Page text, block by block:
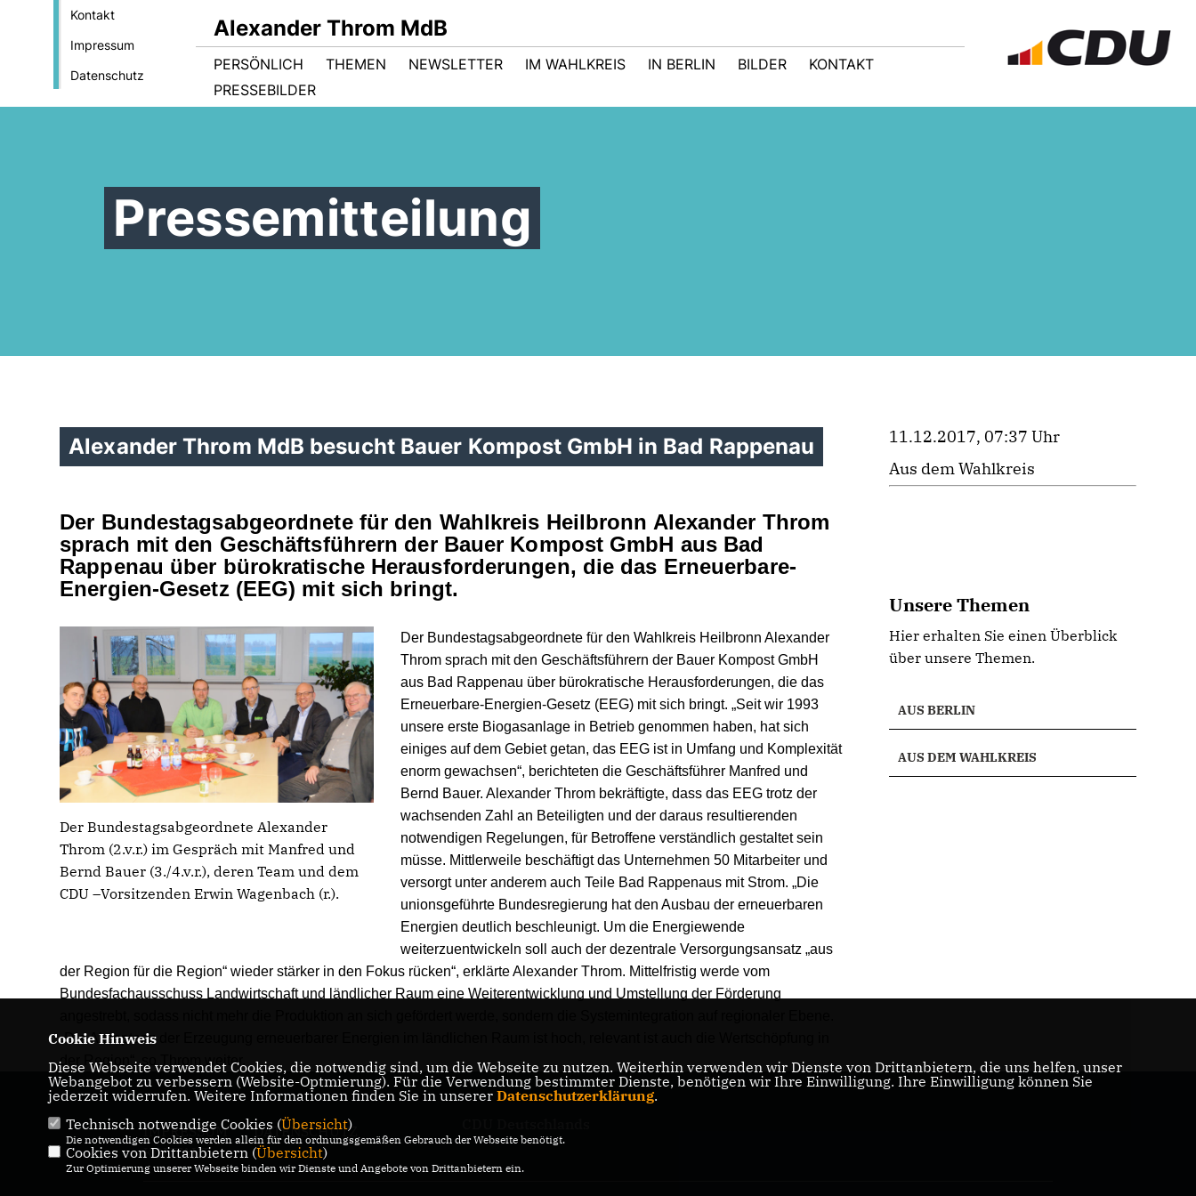
Kontakt
Impressum
Datenschutz
Alexander Throm MdB
PERSÖNLICH THEMEN NEWSLETTER IM WAHLKREIS IN BERLIN BILDER
KONTAKT
PRESSEBILDER
Pressemitteilung
Alexander Throm MdB besucht Bauer Kompost GmbH in Bad Rappenau
Der Bundestagsabgeordnete für den Wahlkreis Heilbronn Alexander Throm
sprach mit den Geschäftsführern der Bauer Kompost GmbH aus Bad
Rappenau über bürokratische Herausforderungen, die das Erneuerbare-
Energien-Gesetz (EEG) mit sich bringt.
Der Bundestagsabgeordnete Alexander
Throm (2.v.r.) im Gespräch mit Manfred und
Bernd Bauer (3./4.v.r.), deren Team und dem
CDU –Vorsitzenden Erwin Wagenbach (r.).
Der Bundestagsabgeordnete für den Wahlkreis Heilbronn Alexander
Throm sprach mit den Geschäftsführern der Bauer Kompost GmbH
aus Bad Rappenau über bürokratische Herausforderungen, die das
Erneuerbare-Energien-Gesetz (EEG) mit sich bringt. „Seit wir 1993
unsere erste Biogasanlage in Betrieb genommen haben, hat sich
einiges auf dem Gebiet getan, das EEG ist in Umfang und Komplexität
enorm gewachsen“, berichteten die Geschäftsführer Manfred und
Bernd Bauer. Alexander Throm bekräftigte, dass das EEG trotz der
wachsenden Zahl an Beteiligten und der daraus resultierenden
notwendigen Regelungen, für Betroffene verständlich gestaltet sein
müsse. Mittlerweile beschäftigt das Unternehmen 50 Mitarbeiter und
versorgt unter anderem auch Teile Bad Rappenaus mit Strom. „Die
unionsgeführte Bundesregierung hat den Ausbau der erneuerbaren
Energien deutlich beschleunigt. Um die Energiewende
weiterzuentwickeln soll auch der dezentrale Versorgungsansatz „aus
der Region für die Region“ wieder stärker in den Fokus rücken“, erklärte Alexander Throm. Mittelfristig werde vom
Bundesfachausschuss Landwirtschaft und ländlicher Raum eine Weiterentwicklung und Umstellung der Förderung
Die Akzeptanz der Erzeugung erneuerbarer Energien im ländlichen Raum ist hoch, relevant ist auch die Wertschöpfung in
der Region“, so Throm weiter.
11.12.2017, 07:37 Uhr
Aus dem Wahlkreis
Unsere Themen
Hier erhalten Sie einen Überblick
über unsere Themen.
AUS BERLIN
AUS DEM WAHLKREIS
IMPRESSUM
DATENSCHUTZ
KONTAKT
Cookie Hinweis
Diese Webseite verwendet Cookies, die notwendig sind, um die Webseite zu nutzen. Weiterhin verwenden wir Dienste von Drittanbietern, die uns helfen, unser
Webangebot zu verbessern (Website-Optmierung). Für die Verwendung bestimmter Dienste, benötigen wir Ihre Einwilligung. Ihre Einwilligung können Sie
jederzeit widerrufen. Weitere Informationen finden Sie in unserer Datenschutzerklärung.
Technisch notwendige Cookies (Übersicht)
Die notwendigen Cookies werden allein für den ordnungsgemäßen Gebrauch der Webseite benötigt.
Cookies von Drittanbietern (Übersicht)
Zur Optimierung unserer Webseite binden wir Dienste und Angebote von Drittanbietern ein.